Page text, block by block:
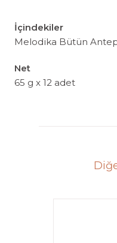
İçindekiler
Melodika Bütün Antep
Net
65 g x 12 adet